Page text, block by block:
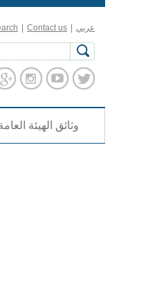
Contact us عربي
وثائق الهيئة العامة